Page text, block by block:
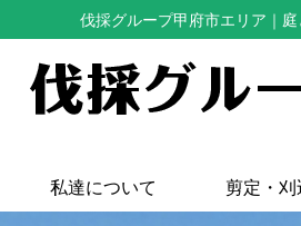
伐採グループ甲府市エリア ｜
私達について 剪定・刈